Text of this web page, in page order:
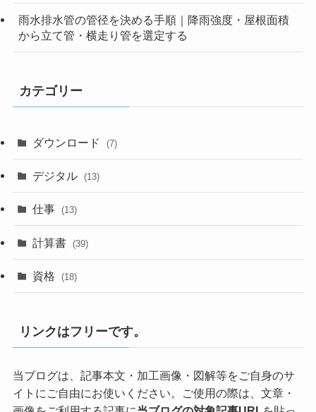
雨水排水管の管径を決める手順｜降雨強度・屋根面積
から立て管・横走り管を選定する
カテゴリー
ダウンロード (7)
デジタル (13)
仕事 (13)
計算書 (39)
資格 (18)
リンクはフリーです。
当ブログは、記事本文・加工画像・図解等をご自身のサ
イトにご自由にお使いください。ご使用の際は、文章・